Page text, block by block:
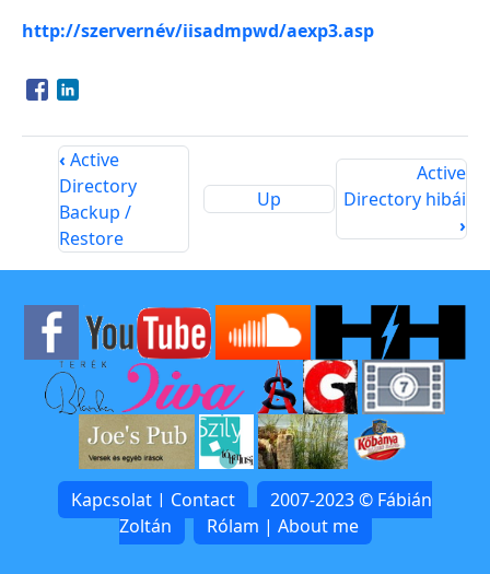
http://szervernév/iisadmpwd/aexp3.asp
Opens in a new window
Opens in a new window
‹ Active
Directory
Backup /
Restore
Up
Active
Directory hibái
›
Kapcsolat | Contact
2007-2023 © Fábián
Zoltán
Rólam | About me